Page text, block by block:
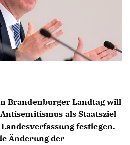
Potsdam
Brandenburger Landtag will
als Staatsziel
festlegen.
Änderung der